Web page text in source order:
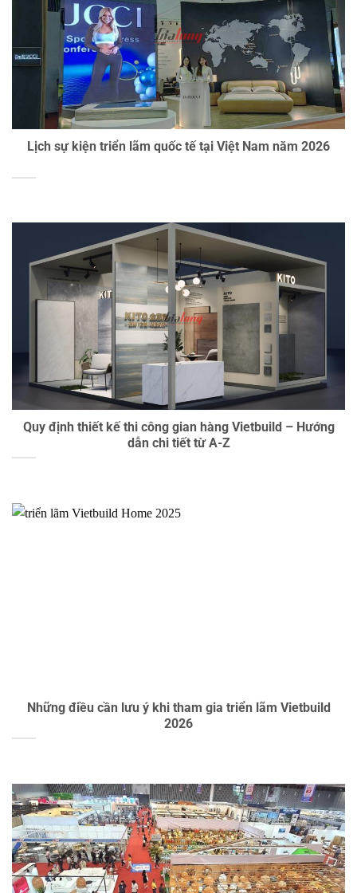
Lịch sự kiện triển lãm quốc tế tại Việt Nam năm 2026
Quy định thiết kế thi công gian hàng Vietbuild – Hướng
dẫn chi tiết từ A-Z
Những điều cần lưu ý khi tham gia triển lãm Vietbuild
2026